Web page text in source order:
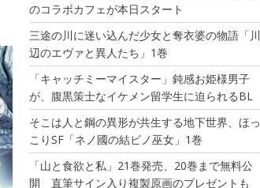
のコラボカフェが本日スタート
三途の川に迷い込んだ少女と奪衣婆の物語「川
辺のエヴァと異人たち」1巻
「キャッチミーマイスター」鈍感お姫様男子
が、腹黒策士なイケメン留学生に迫られるBL
そこは人と鋼の異形が共生する地下世界、ほっ
こりSF「ネノ國の結ビノ巫女」1巻
「山と食欲と私」21巻発売、20巻まで無料公
開 直筆サイン入り複製原画のプレゼントも